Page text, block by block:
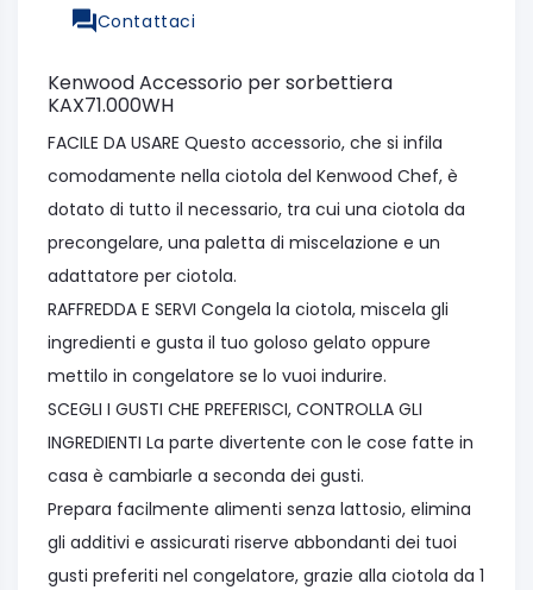
Contattaci
Kenwood Accessorio per sorbettiera
KAX71.000WH
FACILE DA USARE Questo accessorio, che si infila
comodamente nella ciotola del Kenwood Chef, è
dotato di tutto il necessario, tra cui una ciotola da
precongelare, una paletta di miscelazione e un
adattatore per ciotola.
RAFFREDDA E SERVI Congela la ciotola, miscela gli
ingredienti e gusta il tuo goloso gelato oppure
mettilo in congelatore se lo vuoi indurire.
SCEGLI I GUSTI CHE PREFERISCI, CONTROLLA GLI
INGREDIENTI La parte divertente con le cose fatte in
casa è cambiarle a seconda dei gusti.
Prepara facilmente alimenti senza lattosio, elimina
gli additivi e assicurati riserve abbondanti dei tuoi
gusti preferiti nel congelatore, grazie alla ciotola da 1